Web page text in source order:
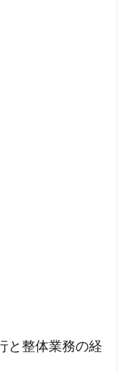
と整体業務の経